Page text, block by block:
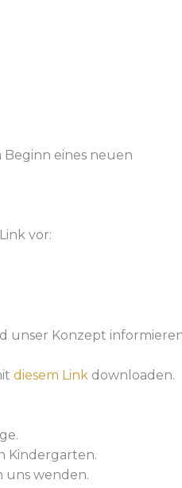
eines neuen
vor:
unser Konzept
diesem Link downloaden.
Kindergarten.
uns wenden.